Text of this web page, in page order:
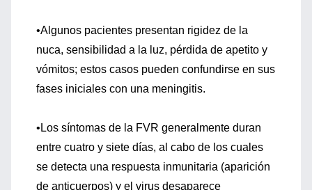
•Algunos pacientes presentan rigidez de la
nuca, sensibilidad a la luz, pérdida de apetito y
vómitos; estos casos pueden confundirse en sus
fases iniciales con una meningitis.
•Los síntomas de la FVR generalmente duran
entre cuatro y siete días, al cabo de los cuales
se detecta una respuesta inmunitaria (aparición
de anticuerpos) y el virus desaparece